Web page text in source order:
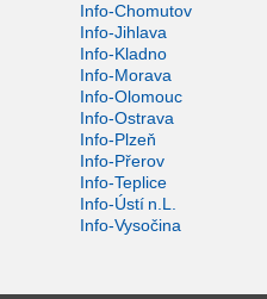
Info-Chomutov
Info-Jihlava
Info-Kladno
Info-Morava
Info-Olomouc
Info-Ostrava
Info-Plzeň
Info-Přerov
Info-Teplice
Info-Ústí n.L.
Info-Vysočina